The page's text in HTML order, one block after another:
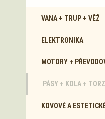
VANA + TRUP + VĚŽ
ELEKTRONIKA
MOTORY +
PÁSY + KOLA +
KOVOVÉ A